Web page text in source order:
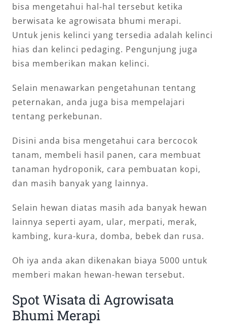
bisa mengetahui hal-hal tersebut ketika
berwisata ke agrowisata bhumi merapi.
Untuk jenis kelinci yang tersedia adalah kelinci
hias dan kelinci pedaging. Pengunjung juga
bisa memberikan makan kelinci.
Selain menawarkan pengetahunan tentang
peternakan, anda juga bisa mempelajari
tentang perkebunan.
Disini anda bisa mengetahui cara bercocok
tanam, membeli hasil panen, cara membuat
tanaman hydroponik, cara pembuatan kopi,
dan masih banyak yang lainnya.
Selain hewan diatas masih ada banyak hewan
lainnya seperti ayam, ular, merpati, merak,
kambing, kura-kura, domba, bebek dan rusa.
Oh iya anda akan dikenakan biaya 5000 untuk
memberi makan hewan-hewan tersebut.
Spot Wisata di Agrowisata
Bhumi Merapi